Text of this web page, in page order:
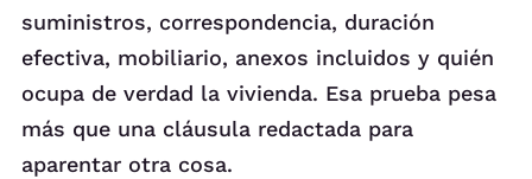
suministros, correspondencia, duración
efectiva, mobiliario, anexos incluidos y quién
ocupa de verdad la vivienda. Esa prueba pesa
más que una cláusula redactada para
aparentar otra cosa.